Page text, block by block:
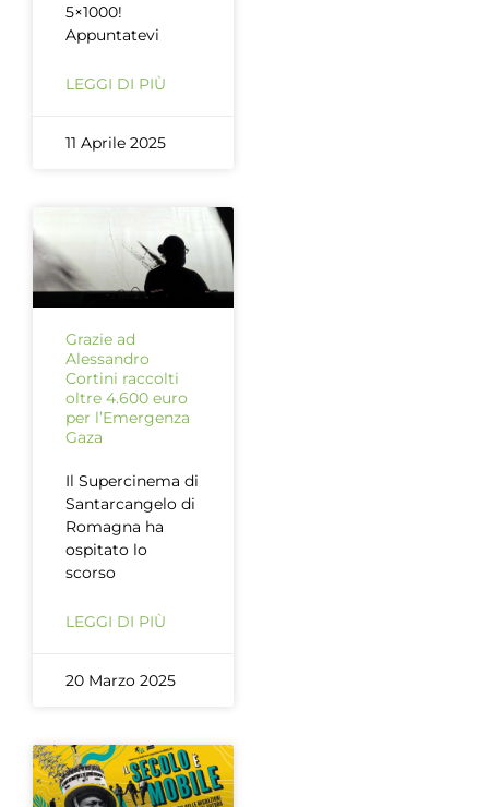
5×1000!
Appuntatevi
LEGGI DI PIÙ
11 Aprile 2025
Grazie ad
Alessandro
Cortini raccolti
oltre 4.600 euro
per l’Emergenza
Gaza
Il Supercinema di
Santarcangelo di
Romagna ha
ospitato lo
scorso
LEGGI DI PIÙ
20 Marzo 2025